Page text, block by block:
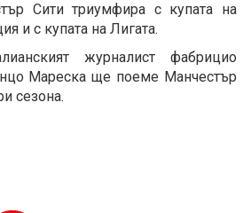
Сити триумфира с купата на
и с купата на Лигата.
журналист фабрицио
Мареска ще поеме Манчестър
сезона.